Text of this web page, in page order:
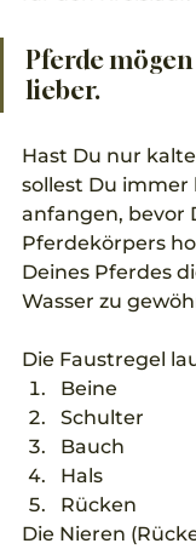
Pferde mögen
lieber.
Hast Du nur
sollest Du immer
anfangen, bevor
Pferdekörpers
Deines Pferdes
Wasser zu
Die Faustregel
Beine
Schulter
Bauch
Hals
Rücken
Die Nieren